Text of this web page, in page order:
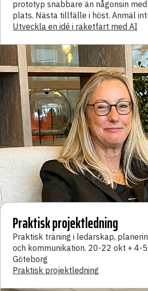
prototyp snabbare än någonsin
plats. Nästa tillfälle i höst. Anmäl
Utveckla en idé i raketfart med AI
Praktisk projektledning
Praktisk träning i ledarskap,
och kommunikation. 20-22 okt + 4-
Göteborg
Praktisk projektledning